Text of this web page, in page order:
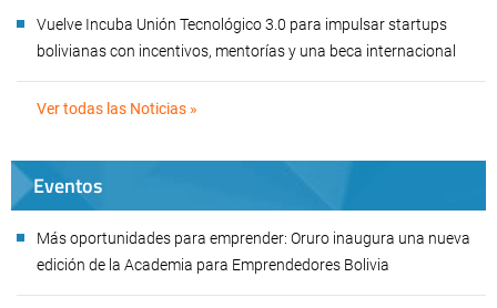
Vuelve Incuba Unión Tecnológico 3.0 para impulsar startups
bolivianas con incentivos, mentorías y una beca internacional
Ver todas las Noticias »
Eventos
Más oportunidades para emprender: Oruro inaugura una nueva
edición de la Academia para Emprendedores Bolivia